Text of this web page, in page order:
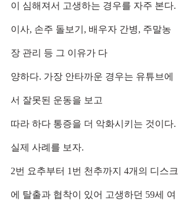
이 심해져서 고생하는 경우를 자주 본다.
이사, 손주 돌보기, 배우자 간병, 주말농
장 관리 등 그 이유가 다
양하다. 가장 안타까운 경우는 유튜브에
서 잘못된 운동을 보고
따라 하다 통증을 더 악화시키는 것이다.
실제 사례를 보자.
2번 요추부터 1번 천추까지 4개의 디스크
에 탈출과 협착이 있어 고생하던 59세 여